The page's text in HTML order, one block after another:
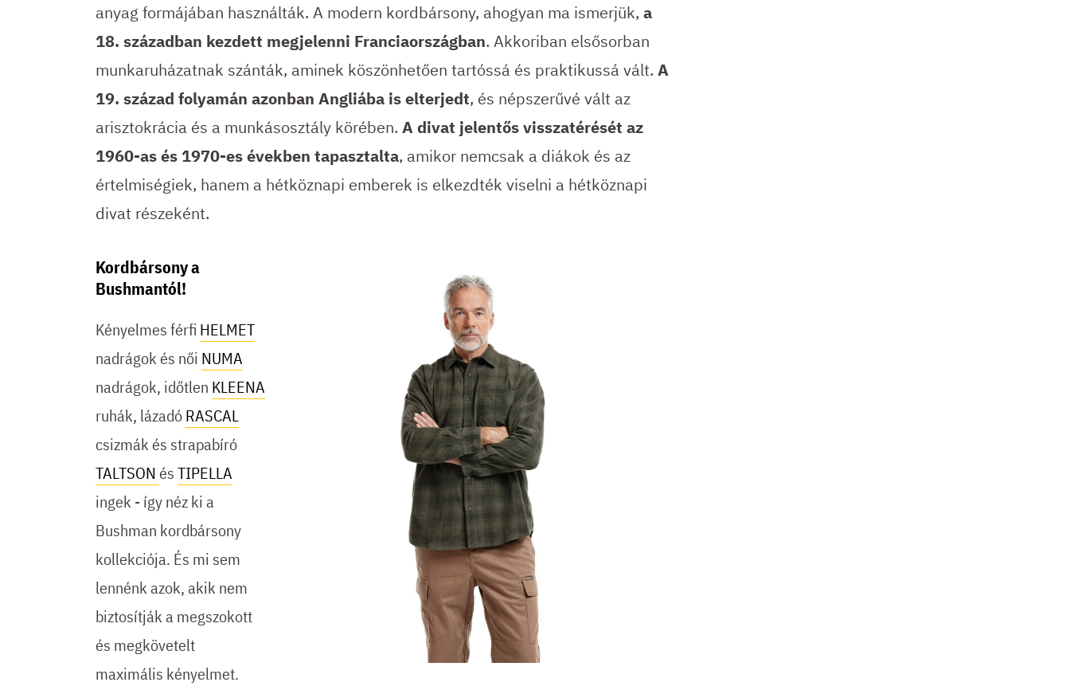
anyag formájában használták. A modern kordbársony, ahogyan ma ismerjük, a
18. században kezdett megjelenni Franciaországban. Akkoriban elsősorban
munkaruházatnak szánták, aminek köszönhetően tartóssá és praktikussá vált. A
19. század folyamán azonban Angliába is elterjedt, és népszerűvé vált az
arisztokrácia és a munkásosztály körében. A divat jelentős visszatérését az
1960-as és 1970-es években tapasztalta, amikor nemcsak a diákok és az
értelmiségiek, hanem a hétköznapi emberek is elkezdték viselni a hétköznapi
divat részeként.
Kordbársony a
Bushmantól!
Kényelmes férfi HELMET
nadrágok és női NUMA
nadrágok, időtlen KLEENA
ruhák, lázadóRASCAL
csizmák és strapabíró
TALTSONésTIPELLA
ingek - így néz ki a
Bushman kordbársony
kollekciója. És mi sem
lennénk azok, akik nem
biztosítják a megszokott
és megkövetelt
maximális kényelmet.